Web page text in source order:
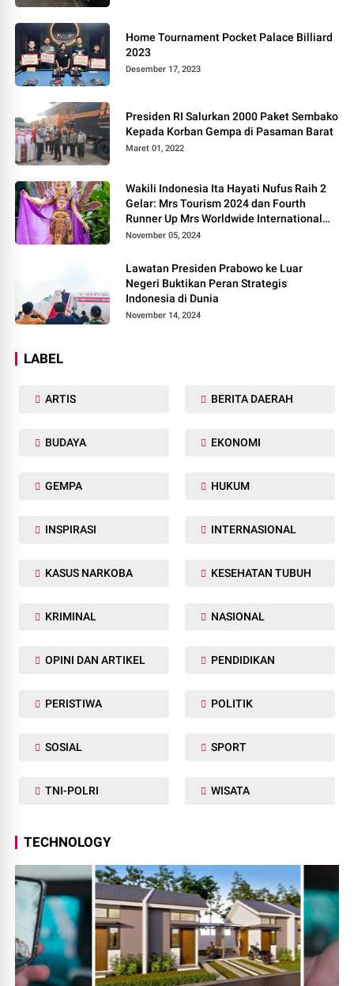
Home Tournament Pocket Palace Billiard
2023
Desember 17, 2023
Presiden RI Salurkan 2000 Paket Sembako
Kepada Korban Gempa di Pasaman Barat
Maret 01, 2022
Wakili Indonesia Ita Hayati Nufus Raih 2
Gelar: Mrs Tourism 2024 dan Fourth
Runner Up Mrs Worldwide International
2024, di Pemilihan Mrs Worldwide 2024
November 05, 2024
Lawatan Presiden Prabowo ke Luar
Negeri Buktikan Peran Strategis
Indonesia di Dunia
November 14, 2024
LABEL
ARTIS BERITA DAERAH
BUDAYA EKONOMI
GEMPA HUKUM
INSPIRASI INTERNASIONAL
KASUS NARKOBA KESEHATAN TUBUH
KRIMINAL NASIONAL
OPINI DAN ARTIKEL PENDIDIKAN
PERISTIWA POLITIK
SOSIAL SPORT
TNI-POLRI WISATA
TECHNOLOGY